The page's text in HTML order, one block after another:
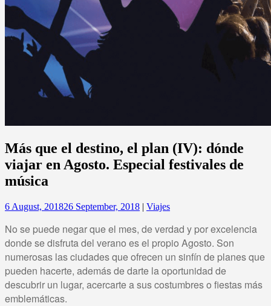
Más que el destino, el plan (IV): dónde
viajar en Agosto. Especial festivales de
música
6 August, 201826 September, 2018 | Viajes
No se puede negar que el mes, de verdad y por excelencia
donde se disfruta del verano es el propio Agosto. Son
numerosas las ciudades que ofrecen un sinfín de planes que
pueden hacerte, además de darte la oportunidad de
descubrir un lugar, acercarte a sus costumbres o fiestas más
emblemáticas.